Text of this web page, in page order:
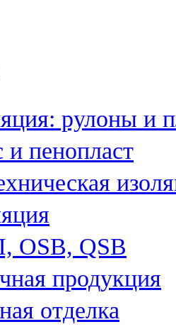
рулоны и
и пенопласт
QSB
продукция
отделка